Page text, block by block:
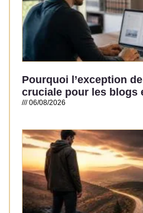
Pourquoi l’exception
cruciale pour les blogs
06/08/2026